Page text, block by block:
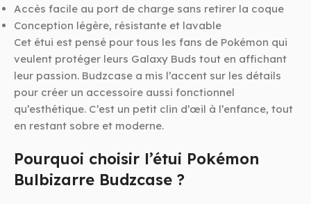
Accès facile au port de charge sans retirer la coque
Conception légère, résistante et lavable
Cet étui est pensé pour tous les fans de Pokémon qui
veulent protéger leurs Galaxy Buds tout en affichant
leur passion. Budzcase a mis l’accent sur les détails
pour créer un accessoire aussi fonctionnel
qu’esthétique. C’est un petit clin d’œil à l’enfance, tout
en restant sobre et moderne.
Pourquoi choisir l’étui Pokémon
Bulbizarre Budzcase ?